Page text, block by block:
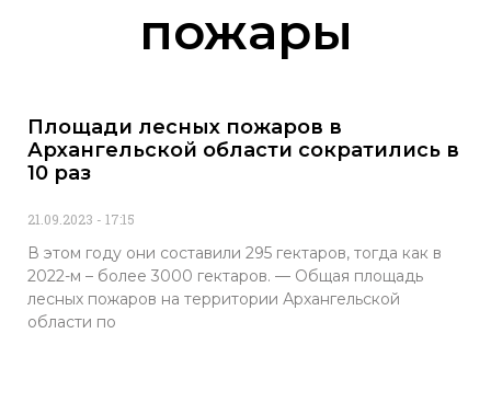
пожары
Площади лесных пожаров в
Архангельской области сократились в
10 раз
21.09.2023 17:15
В этом году они составили 295 гектаров, тогда как в
2022-м – более 3000 гектаров. — Общая площадь
лесных пожаров на территории Архангельской
области по